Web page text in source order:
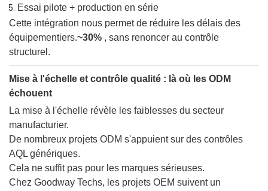
Essai pilote + production en série
Cette intégration nous permet de réduire les délais des
équipementiers.~30% , sans renoncer au contrôle
structurel.
Mise à l'échelle et contrôle qualité : là où les ODM
échouent
La mise à l'échelle révèle les faiblesses du secteur
manufacturier.
De nombreux projets ODM s'appuient sur des contrôles
AQL génériques.
Cela ne suffit pas pour les marques sérieuses.
Chez Goodway Techs, les projets OEM suivent un